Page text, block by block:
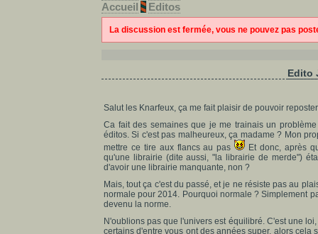
Accueil Editos
La discussion est fermée, vous ne pouvez pas
Edito
Salut les Knarfeux, ça me fait plaisir de pouvoir
Ca fait des semaines que je me trainais un
éditos. Si c'est pas malheureux, ça madame ? Mon
mettre ce tire aux flancs au pas
Et donc, après
qu'une librairie (dite aussi, "la librairie de merde")
d'avoir une librairie manquante, non ?
Mais, tout ça c'est du passé, et je ne résiste pas au
normale pour 2014. Pourquoi normale ? Simplement
devenu la norme.
N'oublions pas que l'univers est équilibré. C'est une
certains d'entre vous ont des années super, alors